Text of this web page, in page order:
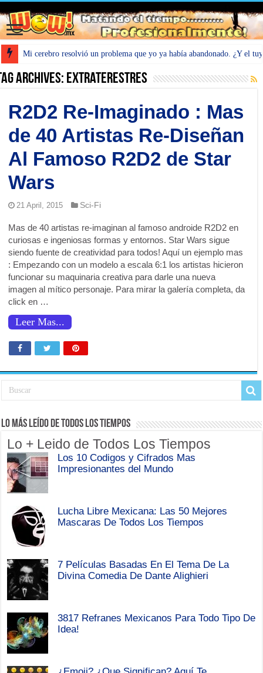
Mi cerebro resolvió un problema que yo ya había abandonado. ¿Y el
Archives: Extraterestres
R2D2 Re-Imaginado : Mas
de 40 Artistas Re-Diseñan
Al Famoso R2D2 de Star
Wars
21 April, 2015 Sci-Fi
Mas de 40 artistas re-imaginan al famoso androide R2D2 en
curiosas e ingeniosas formas y entornos. Star Wars sigue
siendo fuente de creatividad para todos! Aquí un ejemplo mas
: Empezando con un modelo a escala 6:1 los artistas hicieron
funcionar su maquinaria creativa para darle una nueva
imagen al mítico personaje. Para mirar la galería completa, da
click en …
Leer Mas...
Lo Más Leído de Todos Los Tiempos
Lo + Leido de Todos Los Tiempos
Los 10 Codigos y Cifrados Mas
Impresionantes del Mundo
Lucha Libre Mexicana: Las 50 Mejores
Mascaras De Todos Los Tiempos
7 Películas Basadas En El Tema De La
Divina Comedia De Dante Alighieri
3817 Refranes Mexicanos Para Todo Tipo De
Idea!